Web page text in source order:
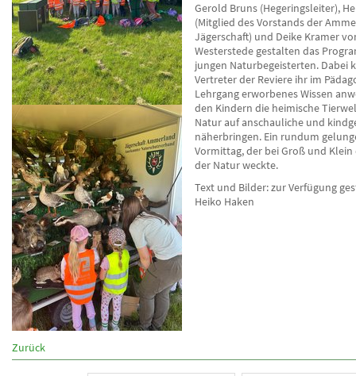
Gerold Bruns (Hegeringsleiter),
(Mitglied des Vorstands der
Jägerschaft) und Deike Kramer
Westerstede gestalten das
jungen Naturbegeisterten. Dabei
Vertreter der Reviere ihr im
Lehrgang erworbenes Wissen
den Kindern die heimische
Natur auf anschauliche und
näherbringen. Ein rundum
Vormittag, der bei Groß und Klein
der Natur weckte.
Text und Bilder: zur Verfügung
Heiko Haken
Zurück